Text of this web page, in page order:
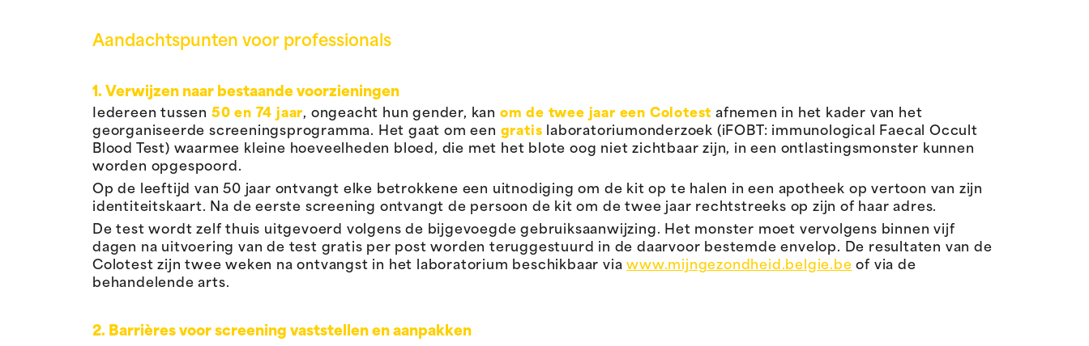
Aandachtspunten voor professionals
1. Verwijzen naar bestaande voorzieningen
Iedereen tussen 50 en 74 jaar, ongeacht hun gender, kan om de twee jaar een Colotest afnemen in het kader van het
georganiseerde screeningsprogramma. Het gaat om een gratis laboratoriumonderzoek (iFOBT: immunological Faecal Occult
Blood Test) waarmee kleine hoeveelheden bloed, die met het blote oog niet zichtbaar zijn, in een ontlastingsmonster kunnen
worden opgespoord.
Op de leeftijd van 50 jaar ontvangt elke betrokkene een uitnodiging om de kit op te halen in een apotheek op vertoon van zijn
identiteitskaart. Na de eerste screening ontvangt de persoon de kit om de twee jaar rechtstreeks op zijn of haar adres.
De test wordt zelf thuis uitgevoerd volgens de bijgevoegde gebruiksaanwijzing. Het monster moet vervolgens binnen vijf
dagen na uitvoering van de test gratis per post worden teruggestuurd in de daarvoor bestemde envelop. De resultaten van de
Colotest zijn twee weken na ontvangst in het laboratorium beschikbaar viawww.mijngezondheid.belgie.be of via de
behandelende arts.
2. Barrières voor screening vaststellen en aanpakken